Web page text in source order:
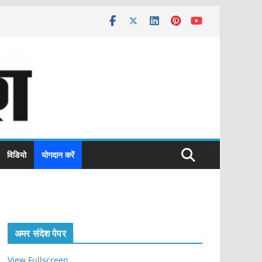
विडियो योगदान करें
अमर संदेश पेपर